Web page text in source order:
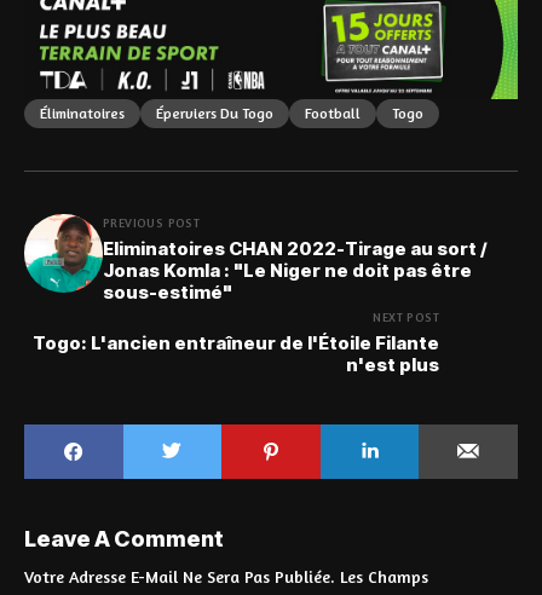
Éliminatoires Éperviers Du Togo Football Togo
PREVIOUS POST
Eliminatoires CHAN 2022-Tirage au sort /
Jonas Komla : "Le Niger ne doit pas être
sous-estimé"
NEXT POST
Togo: L'ancien entraîneur de l'Étoile Filante
n'est plus
Leave A Comment
Votre Adresse E-Mail Ne Sera Pas Publiée. Les Champs